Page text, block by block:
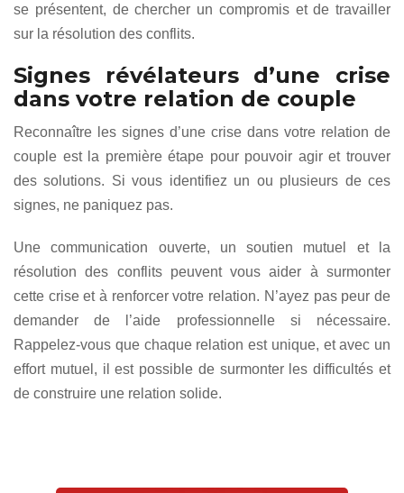
se présentent, de chercher un compromis et de travailler
sur la résolution des conflits.
Signes révélateurs d’une crise
dans votre relation de couple
Reconnaître les signes d’une crise dans votre relation de
couple est la première étape pour pouvoir agir et trouver
des solutions. Si vous identifiez un ou plusieurs de ces
signes, ne paniquez pas.
Une communication ouverte, un soutien mutuel et la
résolution des conflits peuvent vous aider à surmonter
cette crise et à renforcer votre relation. N’ayez pas peur de
demander de l’aide professionnelle si nécessaire.
Rappelez-vous que chaque relation est unique, et avec un
effort mutuel, il est possible de surmonter les difficultés et
de construire une relation solide.